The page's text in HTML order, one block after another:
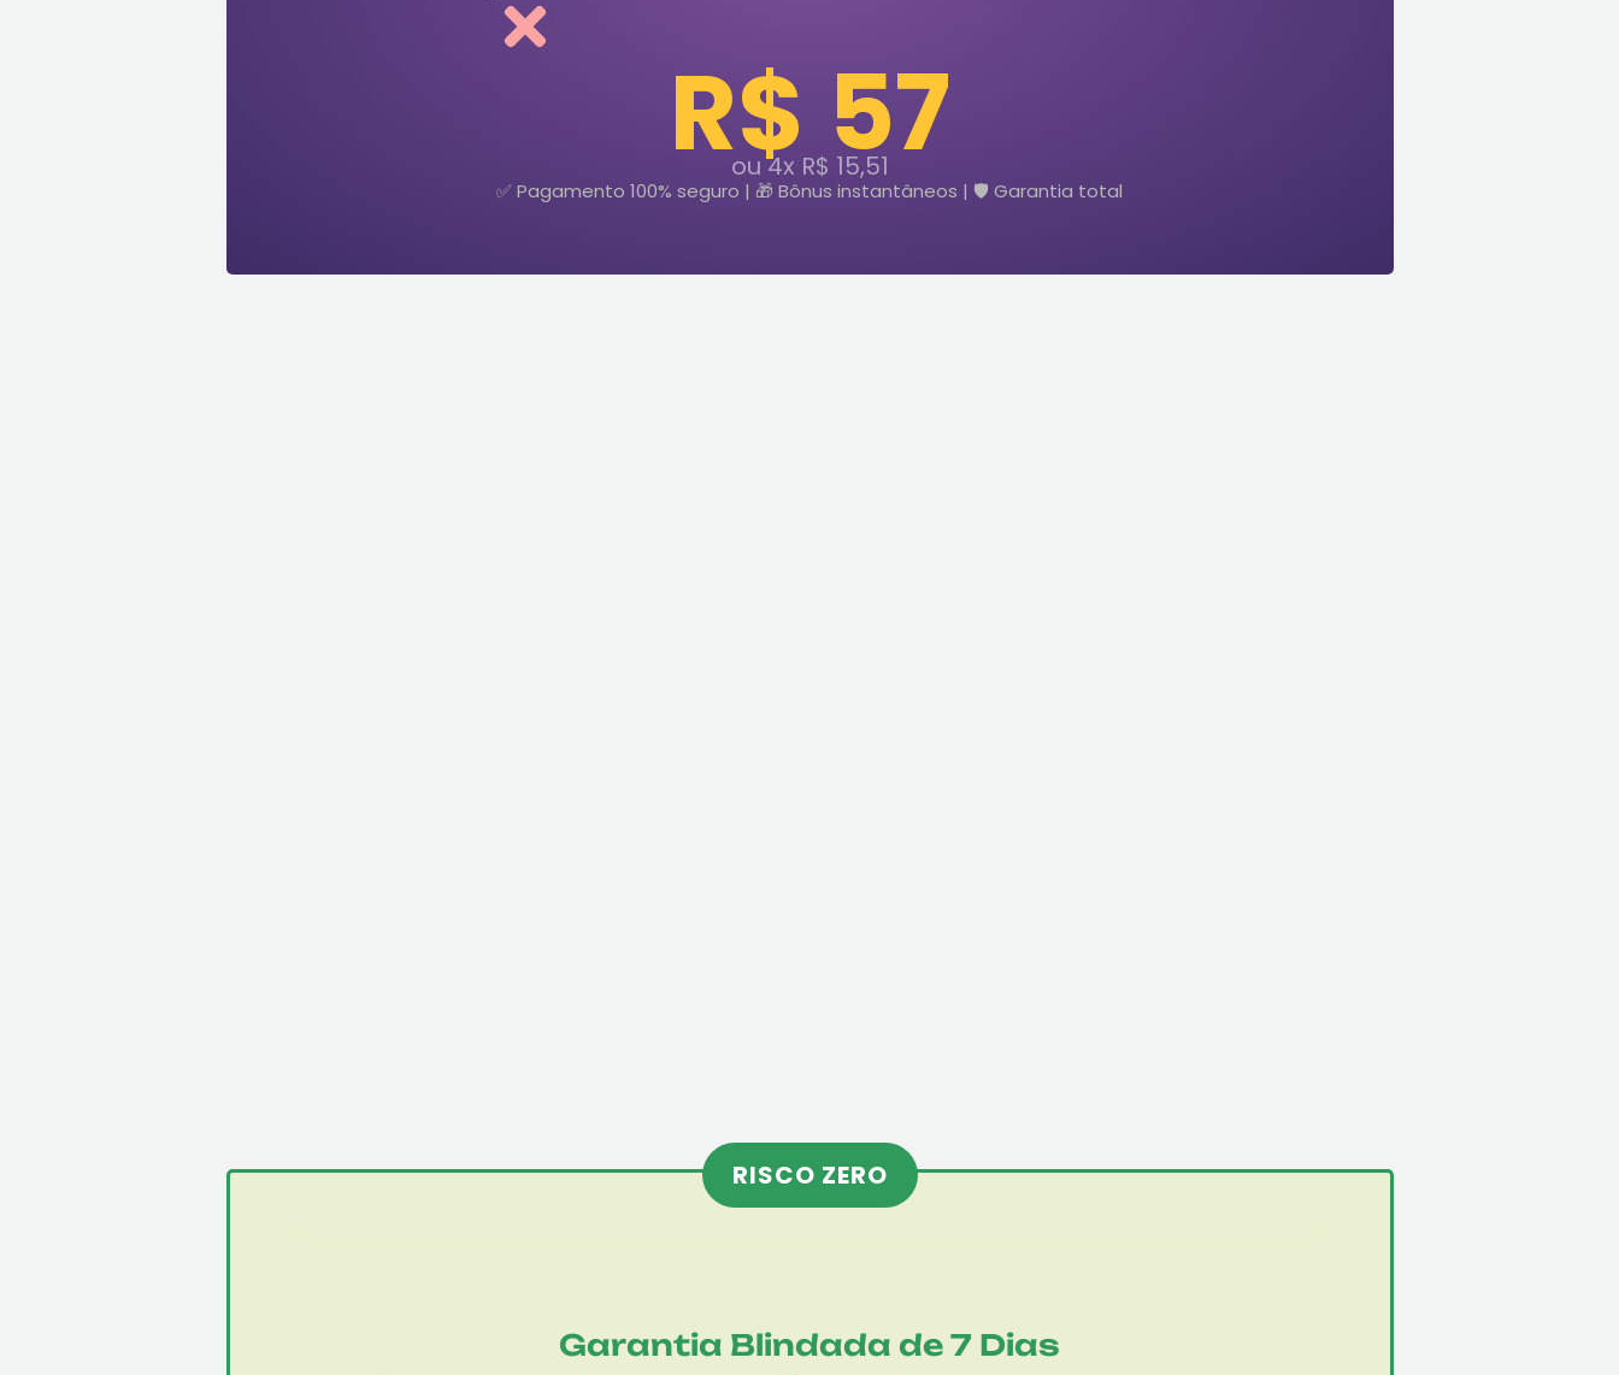
R$ 57
ou 4x R$ 15,51
✅ Pagamento 100% seguro | 🎁 Bônus instantâneos | 🛡️ Garantia total
RISCO ZERO
Garantia Blindada de 7 Dias